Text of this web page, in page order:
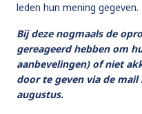
leden hun mening gegeven.
Bij deze nogmaals de
gereageerd hebben om
aanbevelingen) of niet
door te geven via de mail
augustus.